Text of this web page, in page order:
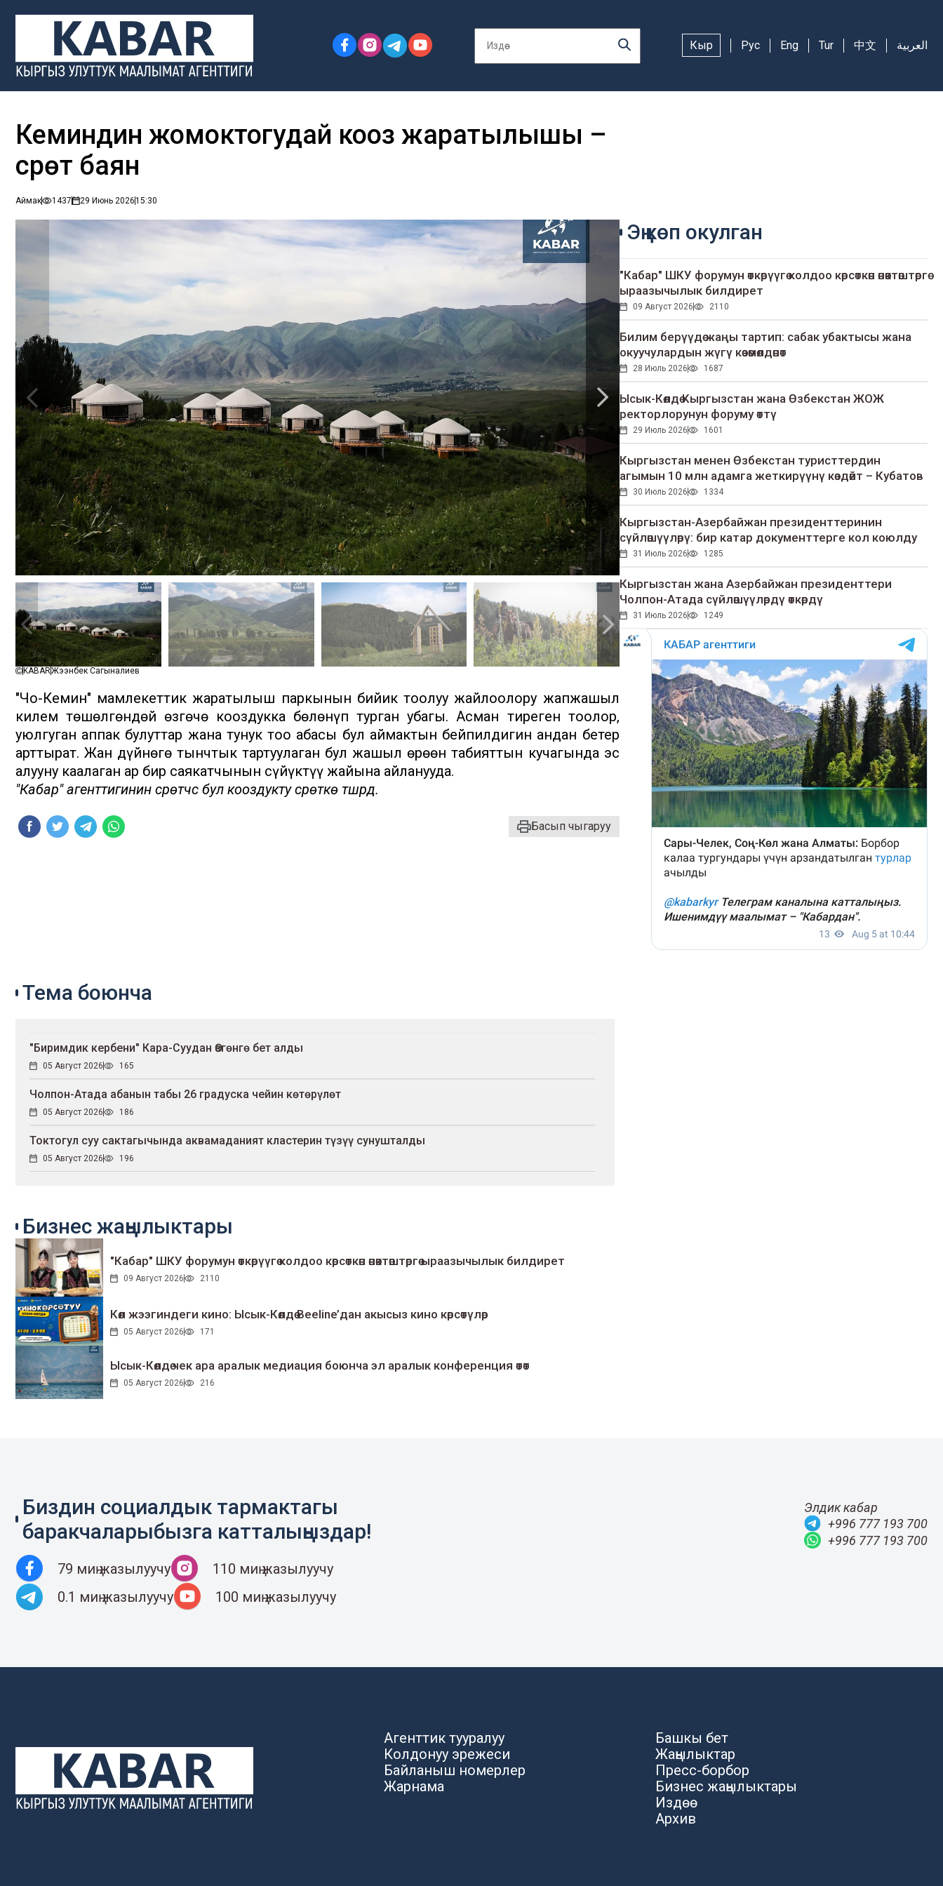
Кыр Рус Eng Tur 中文 العربية
Кеминдин жомоктогудай кооз жаратылышы –
сүрөт баян
Аймак 1437 29 Июнь 202615:30
KABARЖээнбек Сагыналиев
"Чоң-Кемин" мамлекеттик жаратылыш паркынын бийик тоолуу жайлоолору жапжашыл
килем төшөлгөндөй өзгөчө кооздукка бөлөнүп турган убагы. Асман тиреген тоолор,
уюлгуган аппак булуттар жана тунук тоо абасы бул аймактын бейпилдигин андан бетер
арттырат. Жан дүйнөгө тынчтык тартуулаган бул жашыл өрөөн табияттын кучагында эс
алууну каалаган ар бир саякатчынын сүйүктүү жайына айланууда.
"Кабар" агенттигинин сүрөтчүсү бул кооздукту сүрөткө түшүрдү.
Басып чыгаруу
Эң көп окулган
"Кабар" ШКУ форумун өткөрүүгө колдоо көрсөткөн өнөктөштөргө
ыраазычылык билдирет
09 Август 2026 2110
Билим берүүдө жаңы тартип: сабак убактысы жана
окуучулардын жүгү көзөмөлдөнөт
28 Июль 2026 1687
Ысык-Көлдө Кыргызстан жана Өзбекстан ЖОЖ
ректорлорунун форуму өттү
29 Июль 2026 1601
Кыргызстан менен Өзбекстан туристтердин
агымын 10 млн адамга жеткирүүнү көздөйт – Кубатов
30 Июль 2026 1334
Кыргызстан-Азербайжан президенттеринин
сүйлөшүүлөрү: бир катар документтерге кол коюлду
31 Июль 2026 1285
Кыргызстан жана Азербайжан президенттери
Чолпон-Атада сүйлөшүүлөрдү өткөрдү
31 Июль 2026 1249
Тема боюнча
"Биримдик кербени" Кара-Суудан Өзгөнгө бет алды
05 Август 2026 165
Чолпон-Атада абанын табы 26 градуска чейин көтөрүлөт
05 Август 2026 186
Токтогул суу сактагычында аквамаданият кластерин түзүү сунушталды
05 Август 2026 196
Бизнес жаңылыктары
"Кабар" ШКУ форумун өткөрүүгө колдоо көрсөткөн өнөктөштөргө ыраазычылык билдирет
09 Август 2026 2110
Көл жээгиндеги кино: Ысык-Көлдө Beeline’дан акысыз кино көрсөтүлөр
05 Август 2026 171
Ысык-Көлдө чек ара аралык медиация боюнча эл аралык конференция өтөт
05 Август 2026 216
Биздин социалдык тармактагы
баракчаларыбызга катталыңыздар!
79 миң жазылуучу
110 миң жазылуучу
0.1 миң жазылуучу
100 миң жазылуучу
Элдик кабар
+996 777 193 700
+996 777 193 700
Агенттик тууралуу
Колдонуу эрежеси
Байланыш номерлер
Жарнама
Башкы бет
Жаңылыктар
Пресс-борбор
Бизнес жаңылыктары
Издөө
Архив